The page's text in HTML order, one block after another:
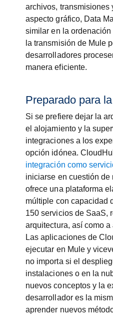
archivos, transmisiones
aspecto gráfico, Data
similar en la ordenación
la transmisión de Mule
desarrolladores
manera eficiente.
Preparado para
Si se prefiere dejar la
el alojamiento y la
integraciones a los
opción idónea.
integración como
iniciarse en cuestión de
ofrece una plataforma
múltiple con capacidad
150 servicios de SaaS,
arquitectura, así como
Las aplicaciones de
ejecutar en Mule y
no importa si el
instalaciones o en la
nuevos conceptos y la
desarrollador es la
aprender nuevos